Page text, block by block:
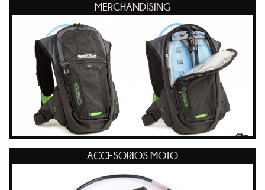
MERCHANDISING
ACCESORIOS MOTO